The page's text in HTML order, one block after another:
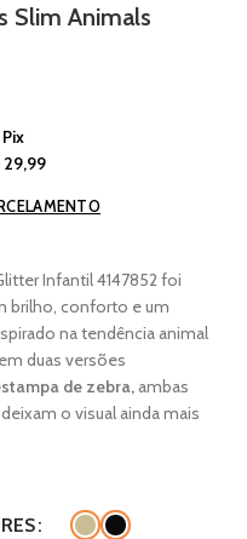
Slim Animals
Pix
29,99
Infantil 4147852 foi
brilho, conforto e um
na tendência animal
duas versões
de zebra, ambas
o visual ainda mais